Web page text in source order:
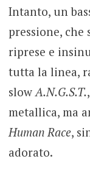
Intanto, un
pressione,
riprese e
tutta la linea,
slowA.N.G.S.T.
metallica, ma
Human Race,
adorato.